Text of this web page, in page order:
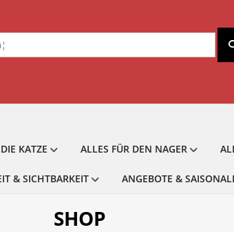
KATZE ALLES FÜR DEN NAGER
& SICHTBARKEIT ANGEBOTE &
SHOP